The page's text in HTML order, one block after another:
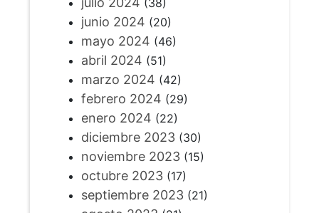
junio 2024 (20)
mayo 2024 (46)
abril 2024 (51)
marzo 2024 (42)
febrero 2024 (29)
enero 2024 (22)
diciembre 2023(30)
noviembre 2023(15)
octubre 2023(17)
septiembre 2023(21)